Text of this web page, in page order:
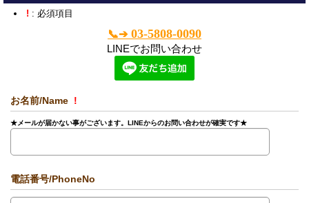
! : 必須項目
📞➔03-5808-0090
LINEでお問い合わせ
お名前/Name !
★メールが届かない事がございます。LINEからのお問い合わせが確実です★
電話番号/PhoneNo